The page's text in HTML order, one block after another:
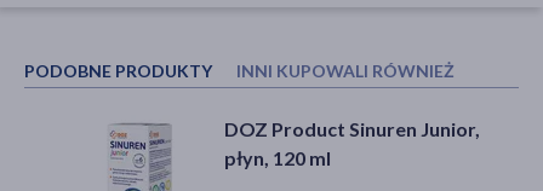
PODOBNE PRODUKTY INNI KUPOWALI RÓWNIEŻ
DOZ Product Sinuren Junior,
płyn, 120 ml
Petit Drill, syrop na suchy kaszel
dla dzieci, 125 ml